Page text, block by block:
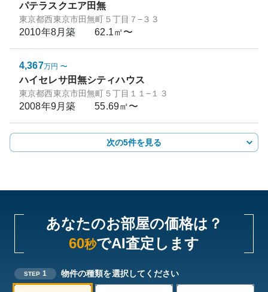
パテラスクエア田無
東京都西東京市田無町５丁目７−３３
2010年8月築 62.1㎡〜
4,367万円 〜
ハイセレサ田無シティハウス
東京都西東京市田無町５丁目１１−１３
2008年9月築 55.69㎡〜
次の5件を見る
あなたのお部屋の価格は？
60秒でAI査定します
STEP 1 物件の種類を選択してください